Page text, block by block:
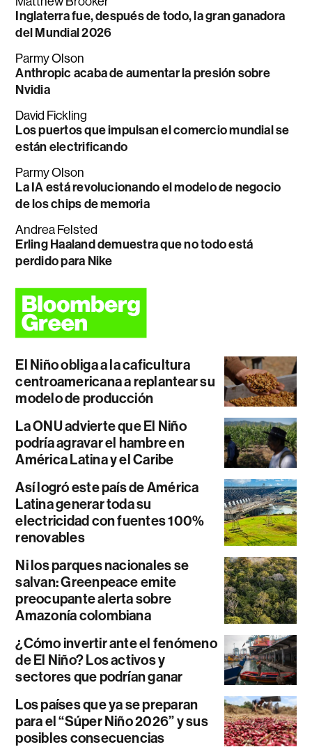
Inglaterra fue, después de todo, la gran ganadora
del Mundial 2026
Parmy Olson
Anthropic acaba de aumentar la presión sobre
Nvidia
David Fickling
Los puertos que impulsan el comercio mundial se
están electrificando
Parmy Olson
La IA está revolucionando el modelo de negocio
de los chips de memoria
Andrea Felsted
Erling Haaland demuestra que no todo está
perdido para Nike
El Niño obliga a la caficultura
centroamericana a replantear su
modelo de producción
La ONU advierte que El Niño
podría agravar el hambre en
América Latina y el Caribe
Así logró este país de América
Latina generar toda su
electricidad con fuentes 100%
renovables
Ni los parques nacionales se
salvan: Greenpeace emite
preocupante alerta sobre
Amazonía colombiana
¿Cómo invertir ante el fenómeno
de El Niño? Los activos y
sectores que podrían ganar
Los países que ya se preparan
para el “Súper Niño 2026” y sus
posibles consecuencias